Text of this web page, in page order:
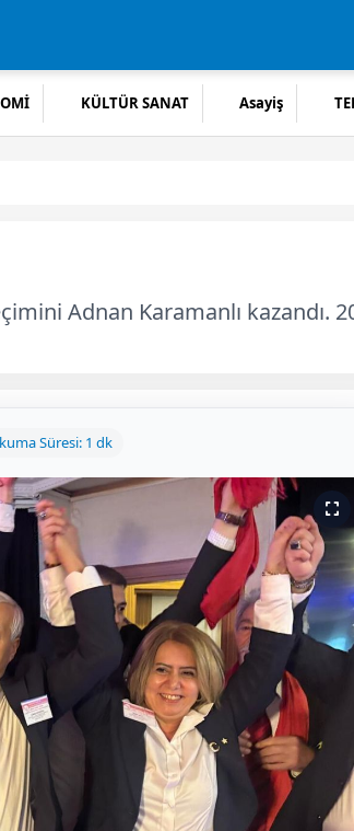
KÜLTÜR SANAT Asayiş
Adnan Karamanlı kazandı.
Süresi: 1 dk